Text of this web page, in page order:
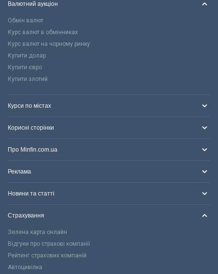
Валютний аукціон
Обмін валют
Курс валют в обмінниках
Курс валют на чорному ринку
Купити долар
Купити євро
Купити злотий
Курси по містах
Корисні сторінки
Про Minfin.com.ua
Реклама
Новини та статті
Страхування
Зелена карта онлайн
Відгуки про страхові компанії
Рейтинг страхових компаній
Автоцивілка